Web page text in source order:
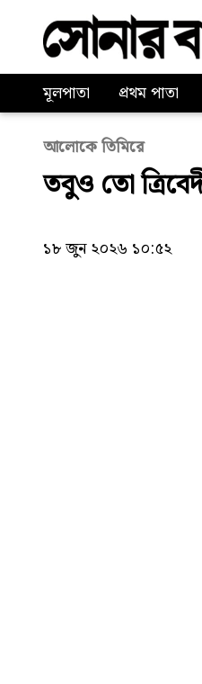
মূলপাতা প্রথম পাতা
আলোকে তিমিরে
তবুও তো
১৮ জুন ২০২৬ ১০:৫২